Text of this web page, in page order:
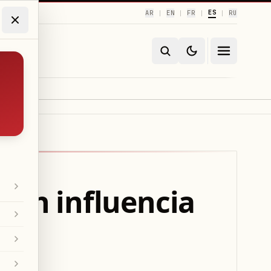
AR | EN | FR | ES | RU
en influencia